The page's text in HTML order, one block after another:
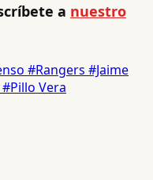
a nuestro
#Rangers #Jaime
#Pillo Vera